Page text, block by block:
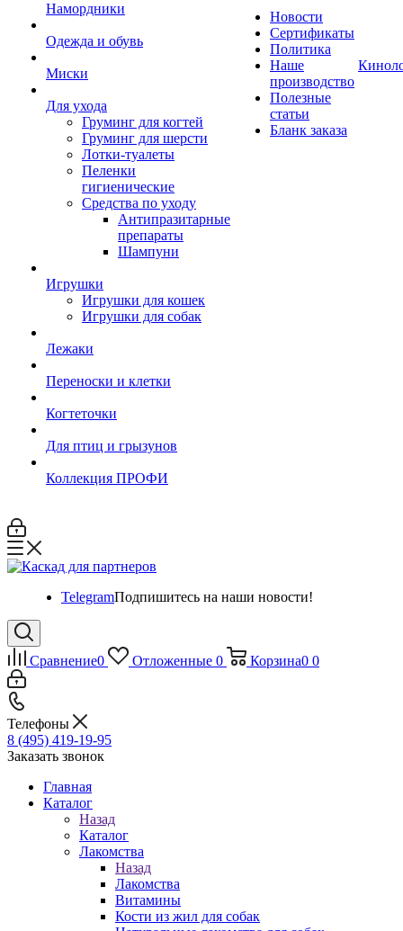
Намордники
Одежда и обувь
Миски
Для ухода
Груминг для когтей
Груминг для шерсти
Лотки-туалеты
Пеленки
гигиенические
Средства по уходу
Антипразитарные
препараты
Шампуни
Игрушки
Игрушки для кошек
Игрушки для собак
Лежаки
Переноски и клетки
Когтеточки
Для птиц и грызунов
Коллекция ПРОФИ
Новости
Сертификаты
Политика
Наше
производство
Полезные
статьи
Бланк заказа
TelegramПодпишитесь на наши новости!
Сравнение0 Отложенные 0 Корзина0 0
Телефоны
8 (495) 419-19-95
Заказать звонок
Главная
Каталог
Назад
Каталог
Лакомства
Назад
Лакомства
Витамины
Кости из жил для собак